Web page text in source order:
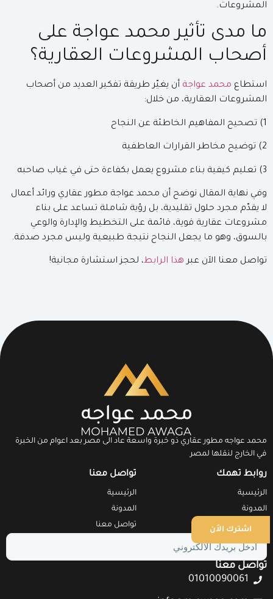
المشروعات.
ما مدى تأثير محمد عواجة على
أصحاب المشروعات العقارية؟
استطاع محمد عواجة أن يغيّر طريقة تفكير العديد من أصحاب
المشروعات العقارية، من خلال:
1) تصحيح المفاهيم الخاطئة عن النجاح
2) توضيح مخاطر القرارات العاطفية
3) تعليم كيفية بناء مشروع يعمل بكفاءة حتى في غياب صاحبه
وفي نهاية المقال نوضح أن محمد عواجة مطور عقاري ورائد أعمال
لا يقدّم مجرد حلول تقليدية، بل رؤية شاملة تساعد على بناء
مشروعات عقارية قوية، قائمة على التخطيط والإدارة والوعي
بالسوق، وهو ما يجعل النجاح نتيجة طبيعية وليس مجرد صدفة.
تواصل معنا الآن عبر هذا الرابط، لحجز استشارة مجانية!
محمد عواجه مطور عقاري ذو خبرة واسعة عاد الى مصر بعد اعوام من الخبرة
في الخارج لنقلها لمصر
روابط تهمك
الرئيسية
المدونة
تواصل معنا
تواصل معنا
الرئيسية
المدونة
تواصل معنا
اشترك الاَن
تواصل معنا
01010090061